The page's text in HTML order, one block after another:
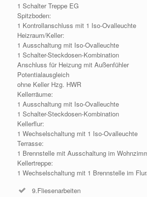
1 Schalter Treppe EG
Spitzboden:
1 Kontrollanschluss mit 1 Iso-Ovalleuchte
Heizraum/Keller:
1 Ausschaltung mit Iso-Ovalleuchte
1 Schalter-Steckdosen-Kombination
Anschluss für Heizung mit Außenfühler
Potentialausgleich
ohne Keller Hzg. HWR
Kellerräume:
1 Ausschaltung mit Iso-Ovalleuchte
1 Schalter-Steckdosen-Kombination
Kellerflur:
1 Wechselschaltung mit 1 Iso-Ovalleuchte
Terrasse:
1 Brennstelle mit Ausschaltung im
Kellertreppe:
1 Wechselschaltung mit 1 Brennstelle im
9.Fliesenarbeiten